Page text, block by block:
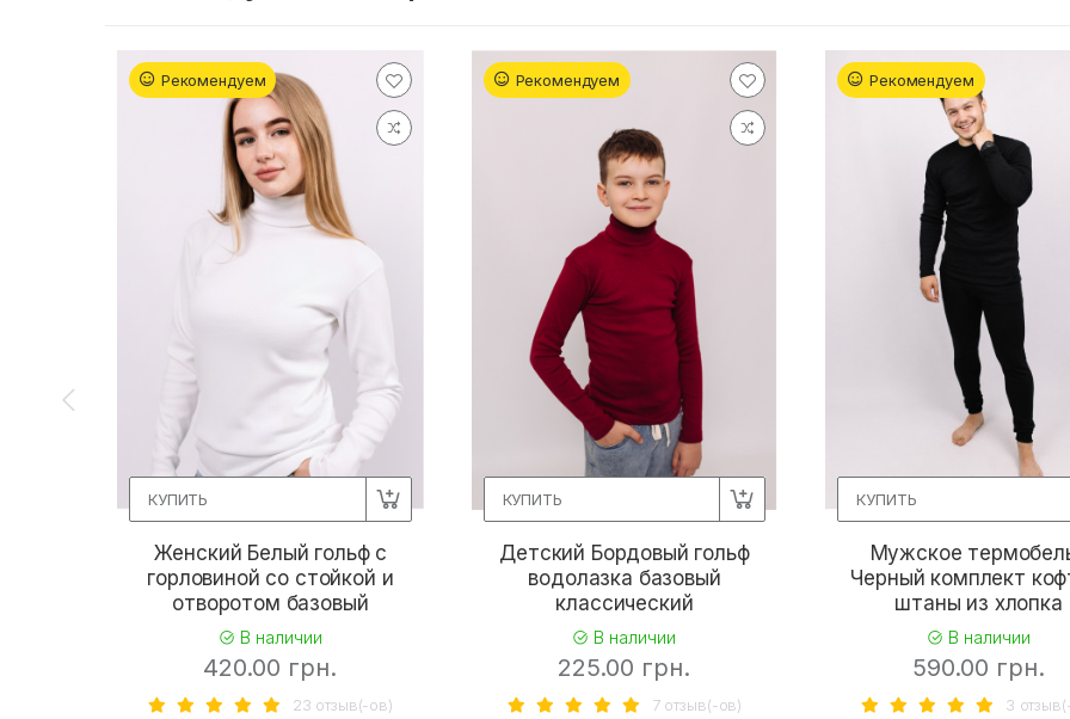
Рекомендуем
КУПИТЬ
Женский Белый гольф с
горловиной со стойкой и
отворотом базовый
В наличии
420.00 грн.
23 отзыв(-ов)
Рекомендуем
КУПИТЬ
Детский Бордовый гольф
водолазка базовый
классический
В наличии
225.00 грн.
7 отзыв(-ов)
Рекомендуем
КУПИТЬ
Мужское
Черный комплект
штаны из хлопка
В наличии
590.00 грн.
3